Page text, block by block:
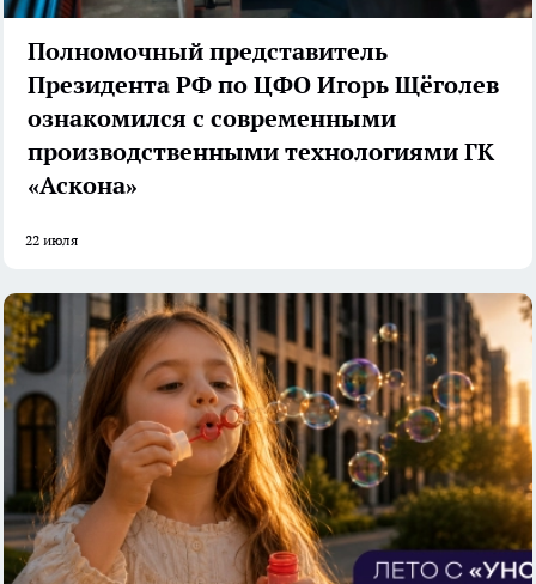
Полномочный представитель
Президента РФ по ЦФО Игорь Щёголев
ознакомился с современными
производственными технологиями ГК
«Аскона»
22 июля